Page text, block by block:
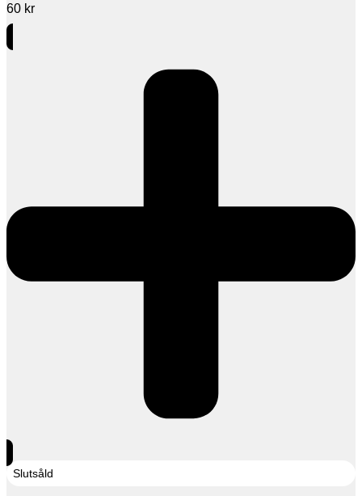
60 kr
Slutsåld